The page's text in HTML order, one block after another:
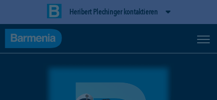
Heribert Plechinger kontaktieren